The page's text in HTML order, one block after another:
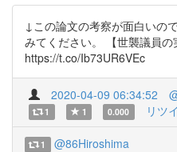
↓この論文の考察が面白いの
みてください。 【世襲議員の
https://t.co/Ib73UR6VEc
2020-04-09 06:34:52
1 1 0.000 リツ
1 @86Hiroshima